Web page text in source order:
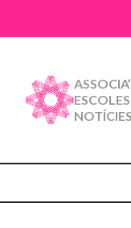
NOTÍCIES